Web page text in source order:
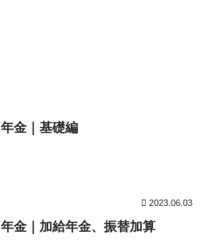
年金｜基礎編
2023.06.03
年金｜加給年金、振替加算